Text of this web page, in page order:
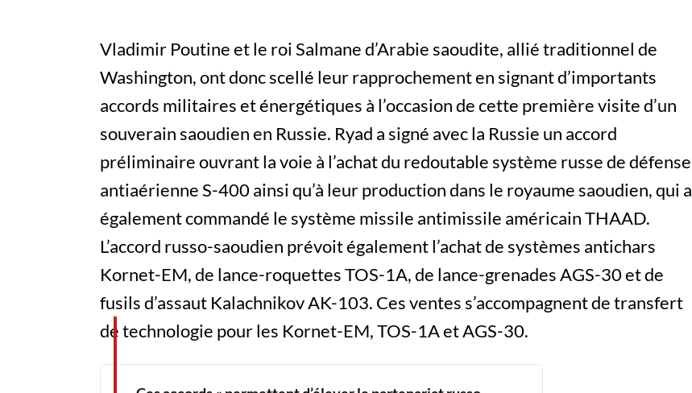
Vladimir Poutine et le roi Salmane d’Arabie saoudite, allié traditionnel de
Washington, ont donc scellé leur rapprochement en signant d’importants
accords militaires et énergétiques à l’occasion de cette première visite d’un
souverain saoudien en Russie. Ryad a signé avec la Russie un accord
préliminaire ouvrant la voie à l’achat du redoutable système russe de défense
antiaérienne S-400 ainsi qu’à leur production dans le royaume saoudien, qui a
également commandé le système missile antimissile américain THAAD.
L’accord russo-saoudien prévoit également l’achat de systèmes antichars
Kornet-EM, de lance-roquettes TOS-1A, de lance-grenades AGS-30 et de
fusils d’assaut Kalachnikov AK-103. Ces ventes s’accompagnent de transfert
de technologie pour les Kornet-EM, TOS-1A et AGS-30.